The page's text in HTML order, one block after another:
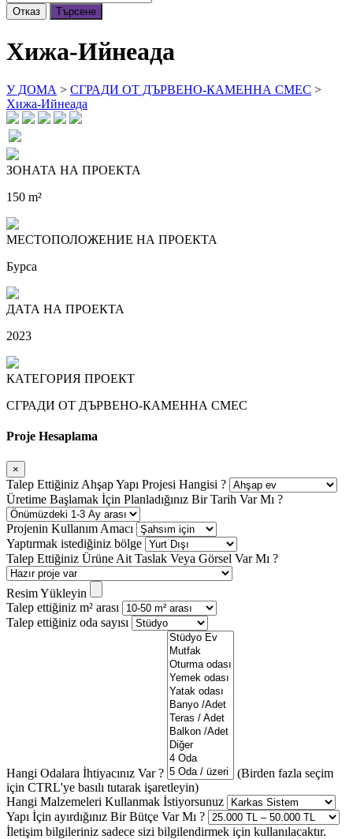
Отказ Търсене
Хижа-Ийнеада
У ДОМА > СГРАДИ ОТ ДЪРВЕНО-КАМЕННА СМЕС >
Хижа-Ийнеада
ЗОНАТА НА ПРОЕКТА
150 m²
МЕСТОПОЛОЖЕНИЕ НА ПРОЕКТА
Бурса
ДАТА НА ПРОЕКТА
2023
КАТЕГОРИЯ ПРОЕКТ
СГРАДИ ОТ ДЪРВЕНО-КАМЕННА СМЕС
Proje Hesaplama
×
Talep Ettiğiniz Ahşap Yapı Projesi Hangisi ?
Üretime Başlamak İçin Planladığınız Bir Tarih Var Mı ?
Projenin Kullanım Amacı
Yaptırmak istediğiniz bölge
Talep Ettiğiniz Ürüne Ait Taslak Veya Görsel Var Mı ?
Resim Yükleyin
Talep ettiğiniz m² arası
Talep ettiğiniz oda sayısı
Hangi Odalara İhtiyacınız Var ?
(Birden fazla seçim
için CTRL'ye basılı tutarak işaretleyin)
Hangi Malzemeleri Kullanmak İstiyorsunuz
Yapı İçin ayırdığınız Bir Bütçe Var Mı ?
İletişim bilgileriniz sadece sizi bilgilendirmek için kullanılacaktır.